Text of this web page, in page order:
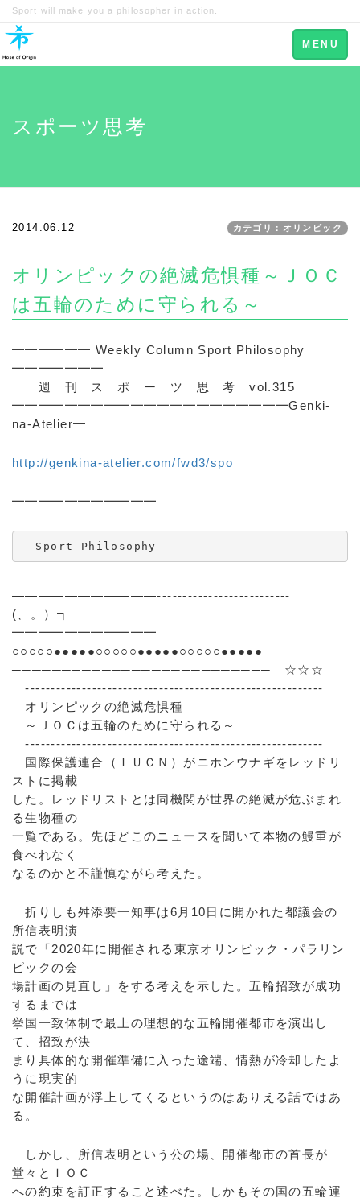
Sport will make you a philosopher in action.
Toggle
navigation
MENU
スポーツ思考
2014.06.12 カテゴリ：オリンピック
オリンピックの絶滅危惧種～ＪＯＣ
は五輪のために守られる～
━━━━━━ Weekly Column Sport Philosophy
━━━━━━━
週 刊 ス ポ ー ツ 思 考 vol.315
━━━━━━━━━━━━━━━━━━━━━Genki-
na-Atelier━
http://genkina-atelier.com/fwd3/spo
━━━━━━━━━━━
  Sport Philosophy
―――――――――――--------------------------＿＿
(、。）┓
━━━━━━━━━━━
○○○○○●●●●●○○○○○●●●●●○○○○○●●●●●
────────────────────────── ☆☆☆
----------------------------------------------------------
オリンピックの絶滅危惧種
～ＪＯＣは五輪のために守られる～
----------------------------------------------------------
国際保護連合（ＩＵＣＮ）がニホンウナギをレッドリ
ストに掲載
した。レッドリストとは同機関が世界の絶滅が危ぶまれ
る生物種の
一覧である。先ほどこのニュースを聞いて本物の鰻重が
食べれなく
なるのかと不謹慎ながら考えた。
折りしも舛添要一知事は6月10日に開かれた都議会の
所信表明演
説で「2020年に開催される東京オリンピック・パラリン
ピックの会
場計画の見直し」をする考えを示した。五輪招致が成功
するまでは
挙国一致体制で最上の理想的な五輪開催都市を演出し
て、招致が決
まり具体的な開催準備に入った途端、情熱が冷却したよ
うに現実的
な開催計画が浮上してくるというのはありえる話ではあ
る。
しかし、所信表明という公の場、開催都市の首長が
堂々とＩＯＣ
への約束を訂正すること述べた。しかもその国の五輪運